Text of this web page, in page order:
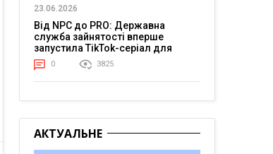
23.06.2026
Від NPC до PRO: Державна
служба зайнятості вперше
запустила TikTok-серіал для
молоді
0 3825
АКТУАЛЬНЕ